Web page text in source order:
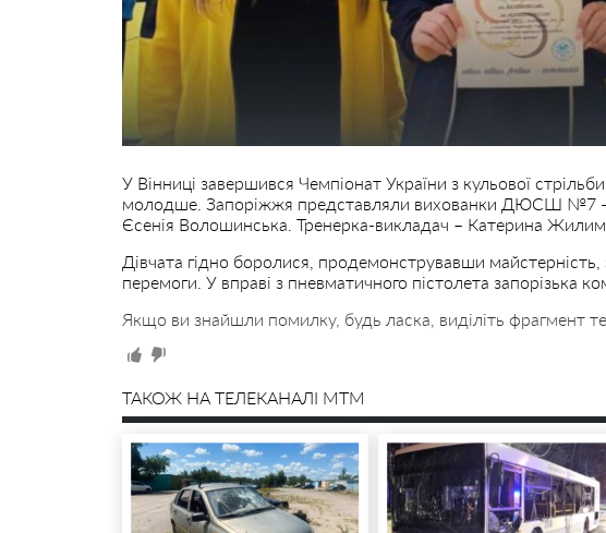
У Вінниці завершився Чемпіонат України з кульової
молодше. Запоріжжя представляли вихованки ДЮСШ №7
Єсенія Волошинська. Тренерка-викладач – Катерина
Дівчата гідно боролися, продемонструвавши
перемоги. У вправі з пневматичного пістолета запорізька
Якщо ви знайшли помилку, будь ласка, виділіть фрагмент
ТАКОЖ НА ТЕЛЕКАНАЛІ MTM